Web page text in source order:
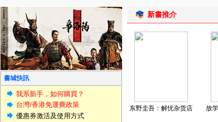
書城快訊
我系新手，如何購買？
台灣/香港免運費政策
優惠券激活及使用方式
新書推介
东野圭吾：解忧杂货店 放